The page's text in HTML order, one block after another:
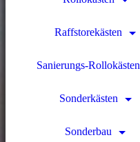
Raffstorekästen
Sanierungs-Rollokästen
Sonderkästen
Sonderbau